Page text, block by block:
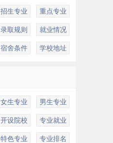
招生专业 重点专业
录取规则 就业情况
宿舍条件 学校地址
女生专业 男生专业
开设院校 专业就业
特色专业 专业排名